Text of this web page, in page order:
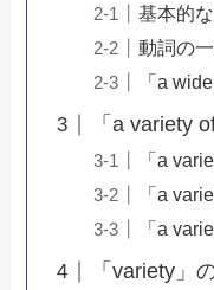
基本的
動詞の
「a
「a variety
「a
「a
「a
「variety」